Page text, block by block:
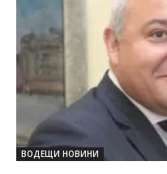
ВОДЕЩИ НОВИНИ